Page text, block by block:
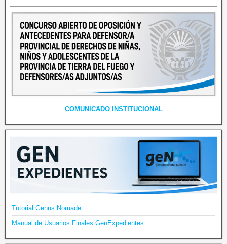
COMUNICADO INSTITUCIONAL
Tutorial Genus Nomade
Manual de Usuarios Finales GenExpedientes